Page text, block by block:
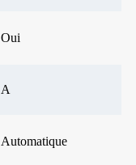
Oui
A
Automatique